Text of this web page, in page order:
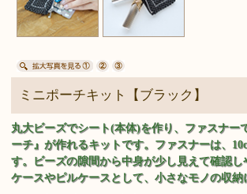
ミニポーチキット【ブラック】
丸大ビーズでシート(本体)を作り、ファスナー
ーチ』が作れるキットです。ファスナーは、
す。ビーズの隙間から中身が少し見えて確認
ケースやピルケースとして、小さなモノの収納